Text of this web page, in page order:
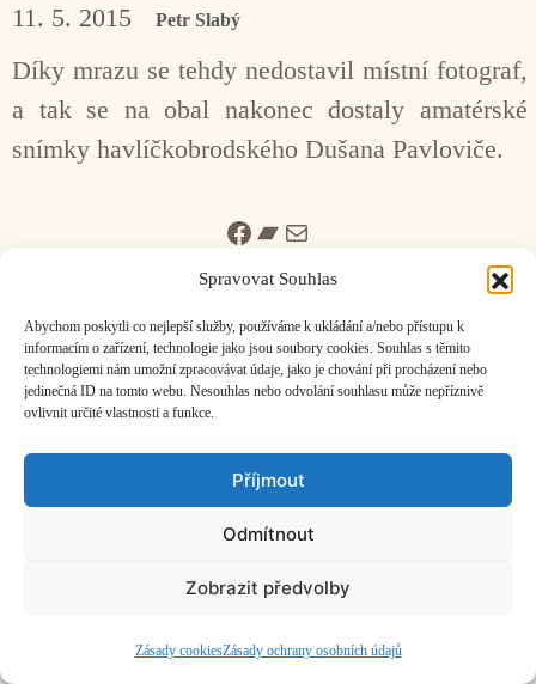
Spravovat Souhlas
Abychom poskytli co nejlepší služby, používáme k ukládání a/nebo přístupu k
informacím o zařízení, technologie jako jsou soubory cookies. Souhlas s těmito
technologiemi nám umožní zpracovávat údaje, jako je chování při procházení nebo
jedinečná ID na tomto webu. Nesouhlas nebo odvolání souhlasu může nepříznivě
ovlivnit určité vlastnosti a funkce.
Příjmout
Odmítnout
Zobrazit předvolby
Zásady cookiesZásady ochrany osobních údajů
11. 5. 2015 Petr Slabý
Díky mrazu se tehdy nedostavil místní fotograf,
a tak se na obal nakonec dostaly amatérské
snímky havlíčkobrodského Dušana Pavloviče.
Facebook
Bandcamp
Mail
ČASOPIS O JINÉ HUDBĚ | vydává Hudební informační středisko|
založeno 2001 | Kontaktujte nás: